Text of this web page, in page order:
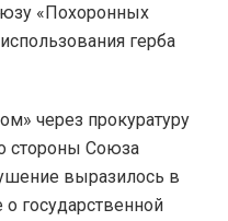
«Похоронных
герба
через прокуратуру
стороны Союза
выразилось в
государственной